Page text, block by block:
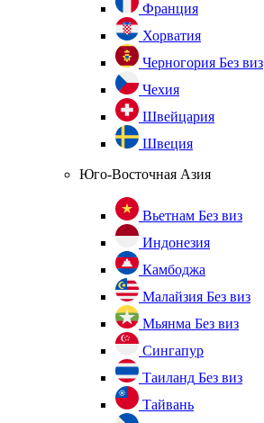
Франция
Хорватия
Черногория Без виз
Чехия
Швейцария
Швеция
Юго-Восточная Азия
Вьетнам Без виз
Индонезия
Камбоджа
Малайзия Без виз
Мьянма Без виз
Сингапур
Таиланд Без виз
Тайвань